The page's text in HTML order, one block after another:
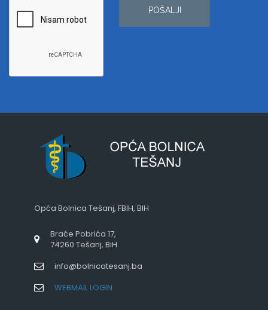
POŠALJI
Opća Bolnica Tešanj, FBIH, BIH
Braće Pobrića 17,
74260 Tešanj, BiH
info@bolnicatesanj.ba
WEBMAIL LOGIN